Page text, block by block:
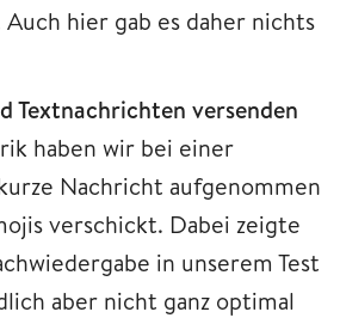
hier gab es daher nichts
Textnachrichten versenden
haben wir bei einer
Nachricht aufgenommen
verschickt. Dabei zeigte
in unserem Test
aber nicht ganz optimal